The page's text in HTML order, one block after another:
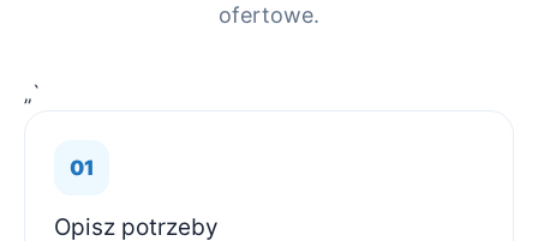
ofertowe.
„`
Opisz potrzeby